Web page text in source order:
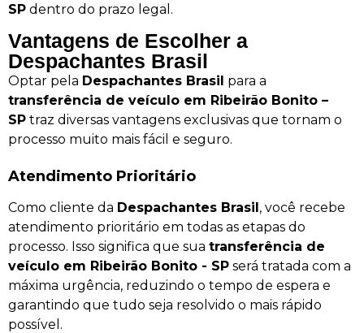
SP dentro do prazo legal.
Vantagens de Escolher a
Despachantes Brasil
Optar pela Despachantes Brasil para a
transferência de veículo em Ribeirão Bonito –
SP traz diversas vantagens exclusivas que tornam o
processo muito mais fácil e seguro.
Atendimento Prioritário
Como cliente da Despachantes Brasil, você recebe
atendimento prioritário em todas as etapas do
processo. Isso significa que sua transferência de
veículo em Ribeirão Bonito - SP será tratada com a
máxima urgência, reduzindo o tempo de espera e
garantindo que tudo seja resolvido o mais rápido
possível.